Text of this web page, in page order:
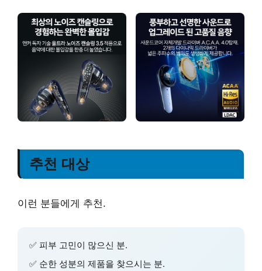
추천 대상
이런 분들에게 추천.
✅ 피부 고민이 많으신 분.
✅ 순한 성분의 제품을 찾으시는 분.